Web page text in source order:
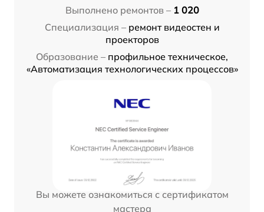
Выполнено ремонтов – 1 020
Специализация – ремонт видеостен и
проекторов
Образование – профильное техническое,
«Автоматизация технологических процессов»
Вы можете ознакомиться с сертификатом
мастера